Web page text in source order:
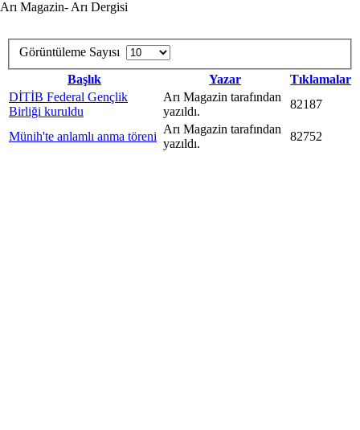
Arı Magazin- Arı Dergisi
Görüntüleme Sayısı
Başlık
Yazar
Tıklamalar
DİTİB Federal Gençlik
Birliği kuruldu
Arı Magazin tarafından
yazıldı.
82187
Münih'te anlamlı anma töreni
Arı Magazin tarafından
yazıldı.
82752